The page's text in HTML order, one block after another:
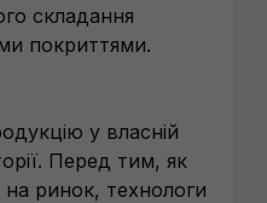
складання
покриттями.
у власній
Перед тим, як
на ринок, технологи